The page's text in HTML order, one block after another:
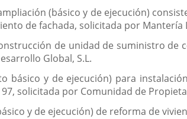
(básico y de ejecución)
de fachada, solicitada por Mantería
de unidad de suministro de
Global, S.L.
básico y de ejecución) para
solicitada por Comunidad de
y de ejecución) de reforma de